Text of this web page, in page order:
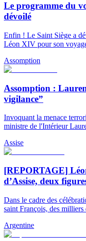
Le programme du
dévoilé
Enfin ! Le Saint Siège a
Léon XIV pour son
Assomption
Assomption :
vigilance”
Invoquant la menace
ministre de l'Intérieur
Assise
[REPORTAGE]
d’Assise, deux
Dans le cadre des
saint François, des milliers
Argentine